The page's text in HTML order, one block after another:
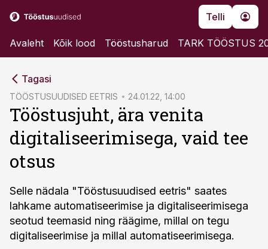
Telli
Avaleht Kõik lood Tööstusharud TARK TÖÖSTUS
Tagasi
TÖÖSTUSUUDISED EETRIS 24.01.22, 14:00
Tööstusjuht, ära venita
digitaliseerimisega, vaid tee
otsus
Selle nädala "Tööstusuudised eetris" saates
lahkame automatiseerimise ja digitaliseerimisega
seotud teemasid ning räägime, millal on tegu
digitaliseerimise ja millal automatiseerimisega.